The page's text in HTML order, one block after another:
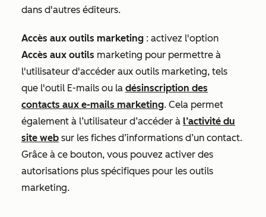
dans d'autres éditeurs.
Accès aux outils marketing : activez l'option
Accès aux outils marketing pour permettre à
l'utilisateur d'accéder aux outils marketing, tels
que l'outil E-mails ou la désinscription des
contacts aux e-mails marketing. Cela permet
également à l’utilisateur d’accéder à l’activité du
site web sur les fiches d’informations d’un contact.
Grâce à ce bouton, vous pouvez activer des
autorisations plus spécifiques pour les outils
marketing.